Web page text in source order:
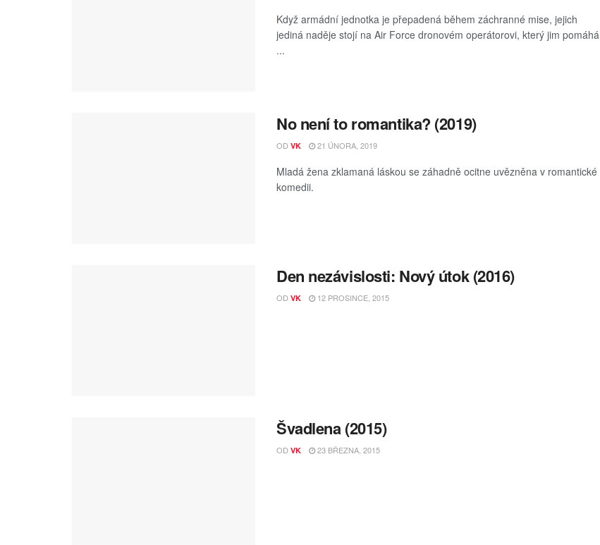
Když armádní jednotka je přepadená během záchranné mise, jejich
jediná naděje stojí na Air Force dronovém operátorovi, který jim pomáhá
...
No není to romantika? (2019)
OD VK 21 ÚNORA, 2019
Mladá žena zklamaná láskou se záhadně ocitne uvězněna v romantické
komedii.
Den nezávislosti: Nový útok (2016)
OD VK 12 PROSINCE, 2015
Švadlena (2015)
OD VK 23 BŘEZNA, 2015